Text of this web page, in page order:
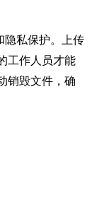
隐私保护。上传
工作人员才能
销毁文件，确